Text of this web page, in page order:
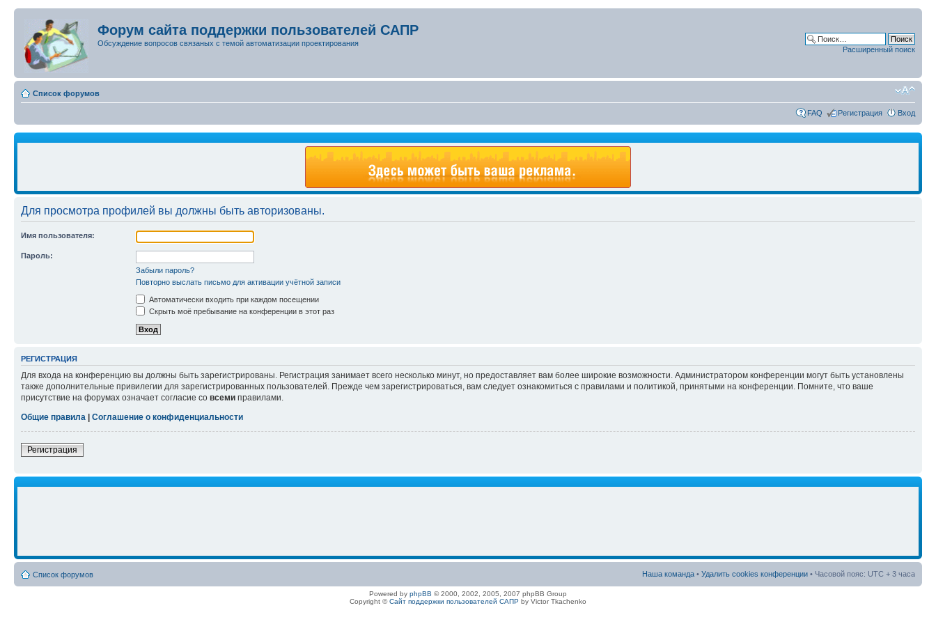
Форум сайта поддержки пользователей САПР
Обсуждение вопросов связаных с темой автоматизации проектирования
Расширенный поиск
Список форумов
FAQ Регистрация Вход
Для просмотра профилей вы должны быть авторизованы.
Имя пользователя:
Пароль:
Забыли пароль?
Повторно выслать письмо для активации учётной записи
Автоматически входить при каждом посещении
Скрыть моё пребывание на конференции в этот раз
РЕГИСТРАЦИЯ
Для входа на конференцию вы должны быть зарегистрированы. Регистрация занимает всего несколько минут, но предоставляет вам более широкие возможности. Администратором конференции могут быть установлены
также дополнительные привилегии для зарегистрированных пользователей. Прежде чем зарегистрироваться, вам следует ознакомиться с правилами и политикой, принятыми на конференции. Помните, что ваше
присутствие на форумах означает согласие со всеми правилами.
Общие правила | Соглашение о конфиденциальности
Регистрация
Список форумов Наша команда • Удалить cookies конференции • Часовой пояс: UTC + 3 часа
Powered by phpBB © 2000, 2002, 2005, 2007 phpBB Group
Copyright ©Сайт поддержки пользователей САПР by Victor Tkachenko